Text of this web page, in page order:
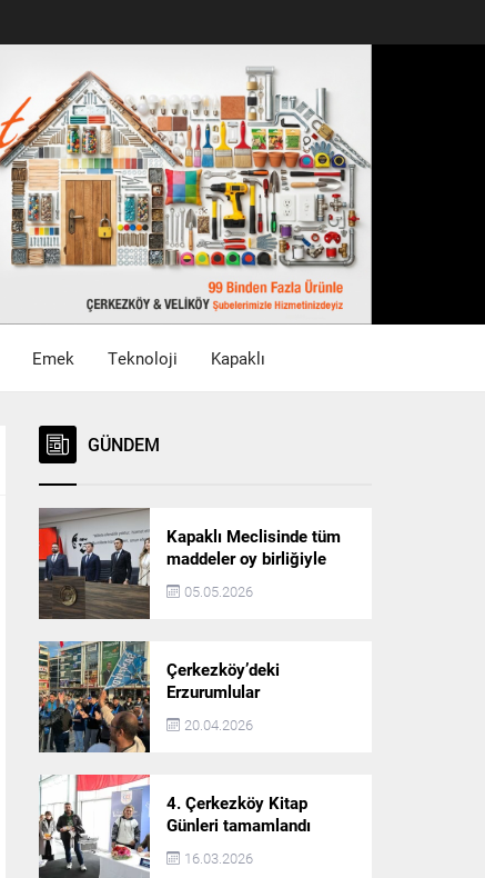
Emek Teknoloji Kapaklı
GÜNDEM
Kapaklı Meclisinde tüm
maddeler oy birliğiyle
karara bağlandı
05.05.2026
Çerkezköy’deki
Erzurumlular
şampiyonluğu kutladı
20.04.2026
4. Çerkezköy Kitap
Günleri tamamlandı
16.03.2026